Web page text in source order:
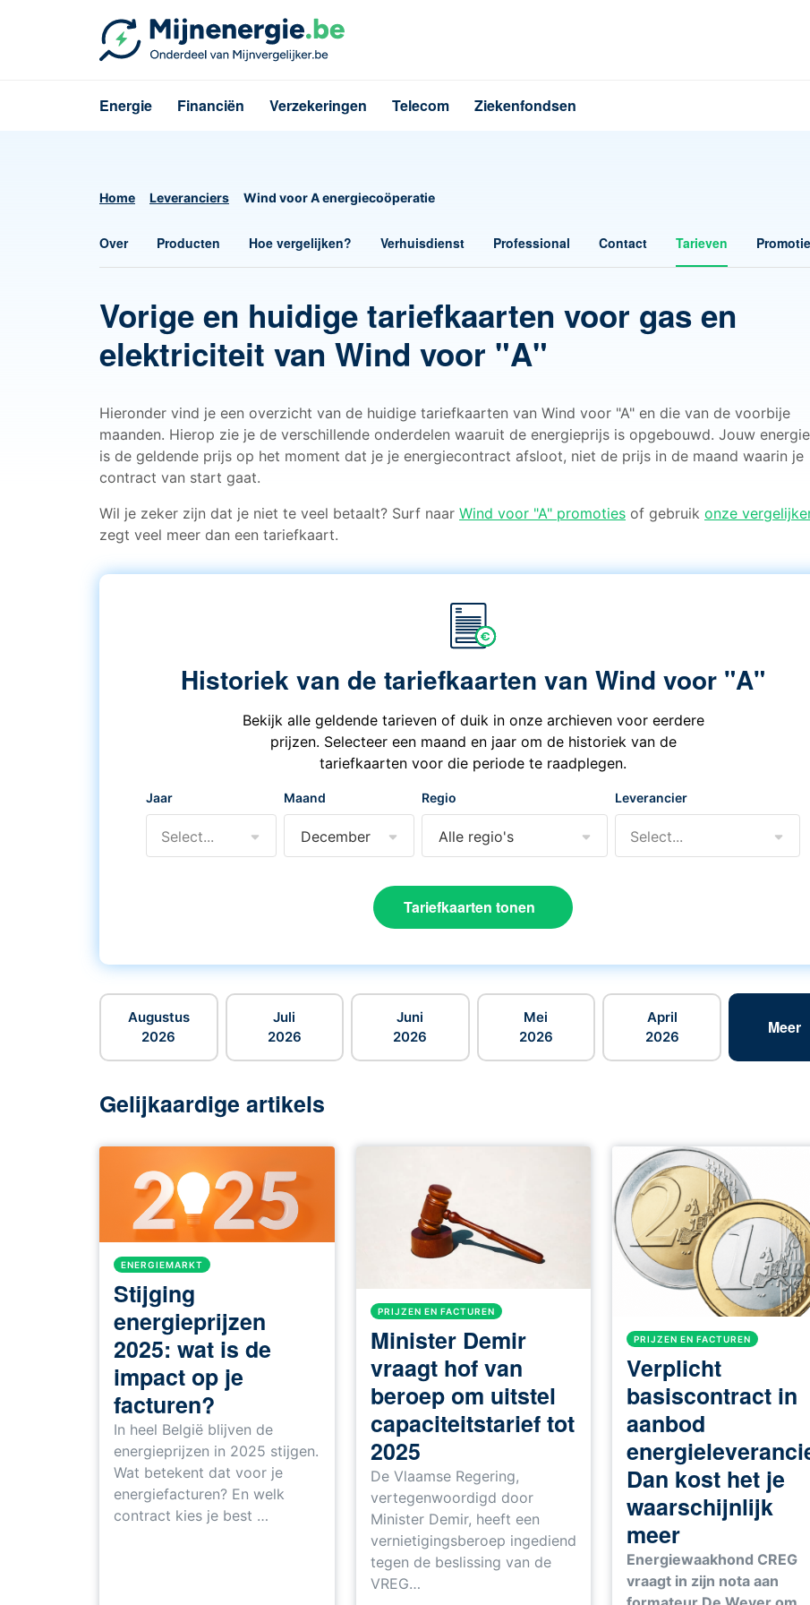
Energie Financiën Verzekeringen Telecom Ziekenfondsen
Home Leveranciers Wind voor A energiecoöperatie
Over Producten Hoe vergelijken? Verhuisdienst Professional Contact Tarieven
Vorige en huidige tariefkaarten voor gas en
elektriciteit van Wind voor "A"
Hieronder vind je een overzicht van de huidige tariefkaarten van Wind voor "A" en die van de voorbije
maanden. Hierop zie je de verschillende onderdelen waaruit de energieprijs is opgebouwd. Jouw
is de geldende prijs op het moment dat je je energiecontract afsloot, niet de prijs in de maand waarin je
contract van start gaat.
Wil je zeker zijn dat je niet te veel betaalt? Surf naar Wind voor "A" promoties of gebruik onze
zegt veel meer dan een tariefkaart.
Historiek van de tariefkaarten van Wind voor "A"
Bekijk alle geldende tarieven of duik in onze archieven voor eerdere
prijzen. Selecteer een maand en jaar om de historiek van de
tariefkaarten voor die periode te raadplegen.
Jaar
Select...
Maand
December
Regio
Alle regio's
Leverancier
Select...
Tariefkaarten tonen
Augustus
2026
Juli
2026
Juni
2026
Mei
2026
April
2026
Meer
Gelijkaardige artikels
ENERGIEMARKT
Stijging
energieprijzen
2025: wat is de
impact op je
facturen?
In heel België blijven de
energieprijzen in 2025 stijgen.
Wat betekent dat voor je
energiefacturen? En welk
contract kies je best …
PRIJZEN EN FACTUREN
Minister Demir
vraagt hof van
beroep om uitstel
capaciteitstarief tot
2025
De Vlaamse Regering,
vertegenwoordigd door
Minister Demir, heeft een
vernietigingsberoep ingediend
tegen de beslissing van de
VREG…
PRIJZEN EN FACTUREN
Verplicht
basiscontract in
aanbod
Dan kost het je
waarschijnlijk
meer
Energiewaakhond CREG
vraagt in zijn nota aan